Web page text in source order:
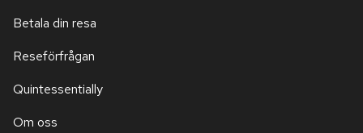
Betala din resa
Reseförfrågan
Quintessentially
Om oss